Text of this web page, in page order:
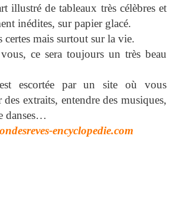
illustré de tableaux très célèbres et
inédites, sur papier glacé.
certes mais surtout sur la vie.
ce sera toujours un très beau
est escortée par un site où vous
extraits, entendre des musiques,
danses…
encyclopedie.com